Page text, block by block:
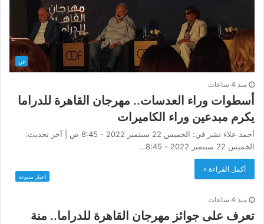
فن
منذ 4 ساعات
أسطوات وراء العدسات.. مهرجان القاهرة للدراما
يكرم مبدعين وراء الكاميرات
أحمد علاء نشر في: الخميس 22 سبتمبر 2022 - 8:45 ص | آخر تحديث:
الخميس 22 سبتمبر 2022 - 8:45…
أكمل القراءة »
اخبار متنوعة
منذ 4 ساعات
تعرف على جوائز مهرجان القاهرة للدراما.. منة